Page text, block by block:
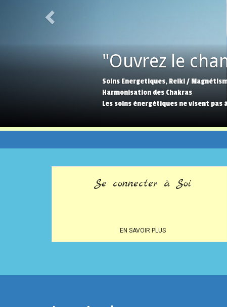
"Ouvrez le
Soins Energetiques, Reiki /
Harmonisation des Chakras
Les soins énergétiques ne visent
Se connecter à Soi
EN SAVOIR PLUS